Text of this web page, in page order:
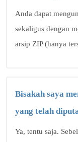
Anda dapat
sekaligus dengan
arsip ZIP (hanya
Bisakah saya
yang telah
Ya, tentu saja.